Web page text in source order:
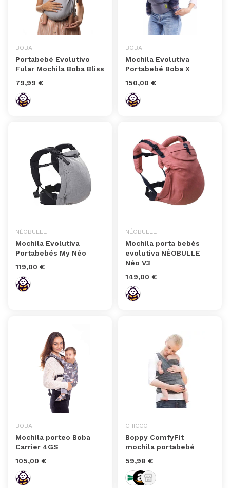
BOBA
Portabebé Evolutivo
Fular Mochila Boba Bliss
79,99 €
BOBA
Mochila Evolutiva
Portabebé Boba X
150,00 €
NÉOBULLE
Mochila Evolutiva
Portabebés My Néo
119,00 €
NÉOBULLE
Mochila porta bebés
evolutiva NÉOBULLE
Néo V3
149,00 €
BOBA
Mochila porteo Boba
Carrier 4GS
105,00 €
CHICCO
Boppy ComfyFit
mochila portabebé
59,98 €